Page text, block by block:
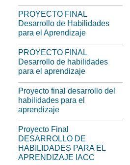
PROYECTO FINAL
Desarrollo de Habilidades
para el Aprendizaje
PROYECTO FINAL
Desarrollo de habilidades
para el aprendizaje
Proyecto final desarrollo del
habilidades para el
aprendizaje
Proyecto Final
DESARROLLO DE
HABILIDADES PARA EL
APRENDIZAJE IACC